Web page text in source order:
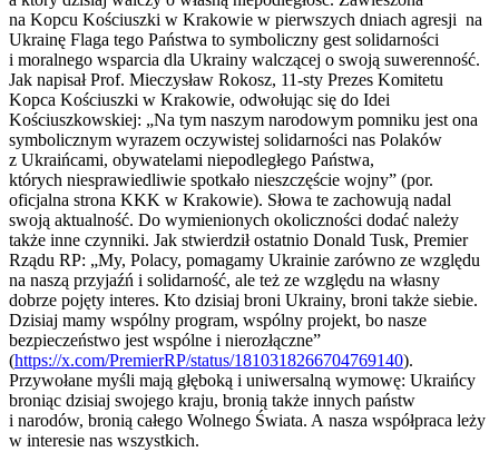
na Kopcu Kościuszki w Krakowie w pierwszych dniach agresji na
Ukrainę Flaga tego Państwa to symboliczny gest solidarności
i moralnego wsparcia dla Ukrainy walczącej o swoją suwerenność.
Jak napisał Prof. Mieczysław Rokosz, 11-sty Prezes Komitetu
Kopca Kościuszki w Krakowie, odwołując się do Idei
Kościuszkowskiej: „Na tym naszym narodowym pomniku jest ona
symbolicznym wyrazem oczywistej solidarności nas Polaków
z Ukraińcami, obywatelami niepodległego Państwa,
których niesprawiedliwie spotkało nieszczęście wojny” (por.
oficjalna strona KKK w Krakowie). Słowa te zachowują nadal
swoją aktualność. Do wymienionych okoliczności dodać należy
także inne czynniki. Jak stwierdził ostatnio Donald Tusk, Premier
Rządu RP: „My, Polacy, pomagamy Ukrainie zarówno ze względu
na naszą przyjaźń i solidarność, ale też ze względu na własny
dobrze pojęty interes. Kto dzisiaj broni Ukrainy, broni także siebie.
Dzisiaj mamy wspólny program, wspólny projekt, bo nasze
bezpieczeństwo jest wspólne i nierozłączne”
(https://x.com/PremierRP/status/1810318266704769140).
Przywołane myśli mają głęboką i uniwersalną wymowę: Ukraińcy
broniąc dzisiaj swojego kraju, bronią także innych państw
i narodów, bronią całego Wolnego Świata. A nasza współpraca leży
w interesie nas wszystkich.